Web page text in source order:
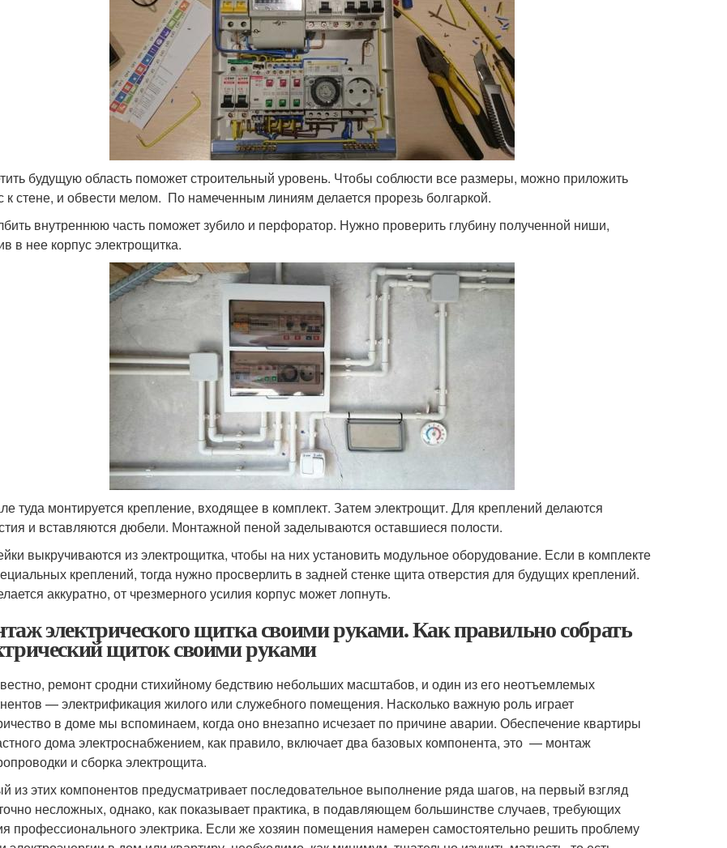
будущую область поможет строительный уровень. Чтобы соблюсти все размеры, можно приложить
к стене, и обвести мелом. По намеченным линиям делается прорезь болгаркой.
внутреннюю часть поможет зубило и перфоратор. Нужно проверить глубину полученной ниши,
в нее корпус электрощитка.
туда монтируется крепление, входящее в комплект. Затем электрощит. Для креплений делаются
и вставляются дюбели. Монтажной пеной заделываются оставшиеся полости.
выкручиваются из электрощитка, чтобы на них установить модульное оборудование. Если в комплекте
креплений, тогда нужно просверлить в задней стенке щита отверстия для будущих креплений.
аккуратно, от чрезмерного усилия корпус может лопнуть.
электрического щитка своими руками. Как правильно собрать
щиток своими руками
ремонт сродни стихийному бедствию небольших масштабов, и один из его неотъемлемых
— электрификация жилого или служебного помещения. Насколько важную роль играет
в доме мы вспоминаем, когда оно внезапно исчезает по причине аварии. Обеспечение квартиры
дома электроснабжением, как правило, включает два базовых компонента, это — монтаж
и сборка электрощита.
из этих компонентов предусматривает последовательное выполнение ряда шагов, на первый взгляд
несложных, однако, как показывает практика, в подавляющем большинстве случаев, требующих
профессионального электрика. Если же хозяин помещения намерен самостоятельно решить проблему